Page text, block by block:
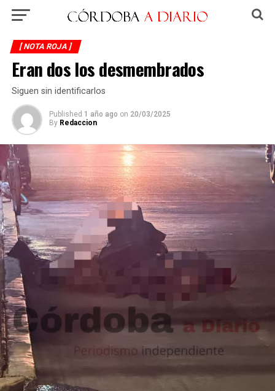
[ NOTA ROJA ]
Eran dos los desmembrados
Siguen sin identificarlos
Published 1 año ago on 20/03/2025
By Redaccion